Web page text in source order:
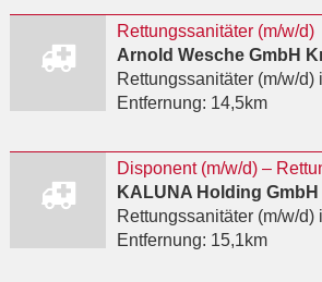
Rettungssanitäter (m/w/d)
Arnold Wesche GmbH
Rettungssanitäter (m/w/d)
Entfernung: 14,5km
Disponent (m/w/d) –
KALUNA Holding GmbH
Rettungssanitäter (m/w/d)
Entfernung: 15,1km